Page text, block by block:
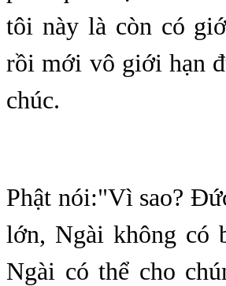
tôi này là còn có
rồi mới vô giới hạn
chúc.
Phật nói:"Vì sao?
lớn, Ngài không có
Ngài có thể cho